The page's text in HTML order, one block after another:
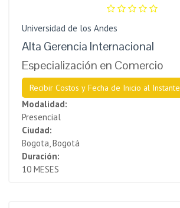
Universidad de los Andes
Alta Gerencia Internacional
Especialización en Comercio
Recibir Costos y Fecha de Inicio al Instante
Modalidad:
Presencial
Ciudad:
Bogota, Bogotá
Duración:
10 MESES